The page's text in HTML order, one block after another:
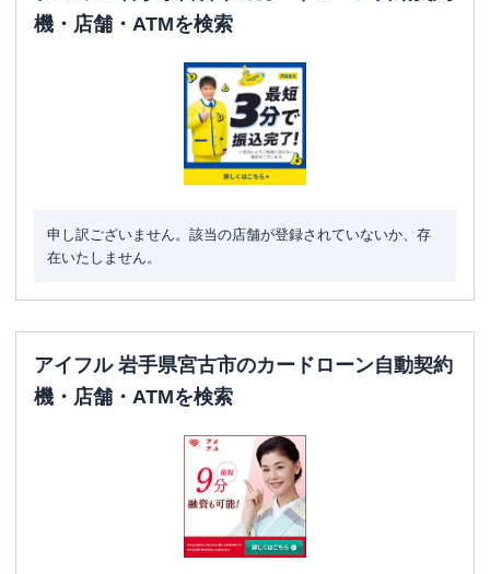
機・店舗・ATMを検索
申し訳ございません。該当の店舗が登録されていないか、存
在いたしません。
アイフル 岩手県宮古市のカードローン自動契約
機・店舗・ATMを検索